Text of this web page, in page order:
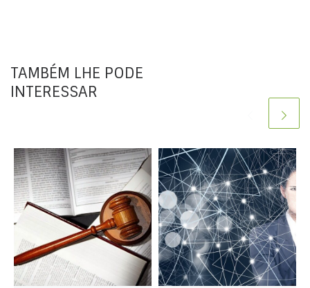
TAMBÉM LHE PODE
INTERESSAR